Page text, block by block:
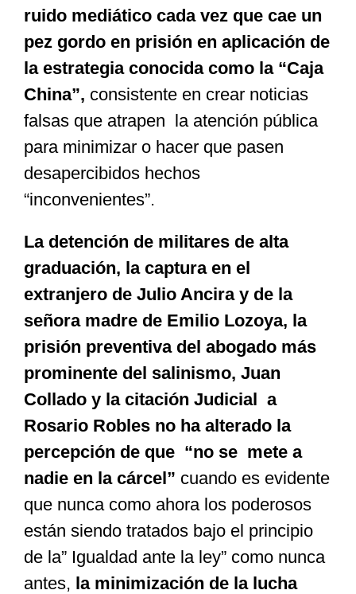
ruido mediático cada vez que cae un
pez gordo en prisión en aplicación de
la estrategia conocida como la “Caja
China”, consistente en crear noticias
falsas que atrapen la atención pública
para minimizar o hacer que pasen
desapercibidos hechos
“inconvenientes”.
La detención de militares de alta
graduación, la captura en el
extranjero de Julio Ancira y de la
señora madre de Emilio Lozoya, la
prisión preventiva del abogado más
prominente del salinismo, Juan
Collado y la citación Judicial a
Rosario Robles no ha alterado la
percepción de que “no se mete a
nadie en la cárcel” cuando es evidente
que nunca como ahora los poderosos
están siendo tratados bajo el principio
de la” Igualdad ante la ley” como nunca
antes, la minimización de la lucha